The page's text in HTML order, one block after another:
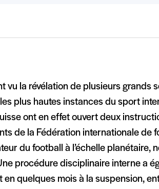
vu la révélation de plusieurs grands
plus hautes instances du sport
ont en effet ouvert deux
de la Fédération internationale de
du football à l’échelle planétaire,
procédure disciplinaire interne a
quelques mois à la suspension,